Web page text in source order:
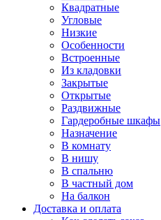
Квадратные
Угловые
Низкие
Особенности
Встроенные
Из кладовки
Закрытые
Открытые
Раздвижные
Гардеробные шкафы
Назначение
В комнату
В нишу
В спальню
В частный дом
На балкон
Доставка и оплата